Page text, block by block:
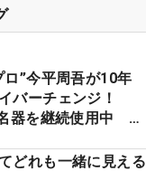
ロ”今平周吾が10年
バーチェンジ！
器を継続使用中 #
どれも一緒に見える